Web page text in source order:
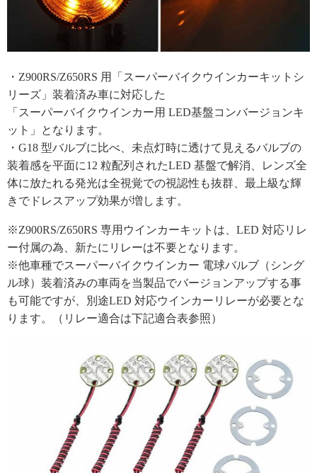
・Z900RS/Z650RS 用「スーパーバイクウインカーキットシ
リーズ」装着済み車に対応した
「スーパーバイクウインカー用 LED基盤コンバージョンキ
ット」となります。
・G18 型バルブに比べ、未点灯時に透けて見えるバルブの
装着感を平面に12 粒配列されたLED 基盤で解消、レンズ全
体に放たれる発光は全視覚での視認性も抜群、最上級な輝
きでドレスアップ効果が増します。
※Z900RS/Z650RS 専用ウインカーキットは、LED 対応リレ
ー付属の為、新たにリレーは不要となります。
※他車種でスーパーバイクウインカー 電球バルブ（シング
ル球）装着済みの車両を当製品でバージョンアップする事
も可能ですが、別途LED 対応ウインカーリレーが必要とな
ります。（リレー適合は下記適合表参照）